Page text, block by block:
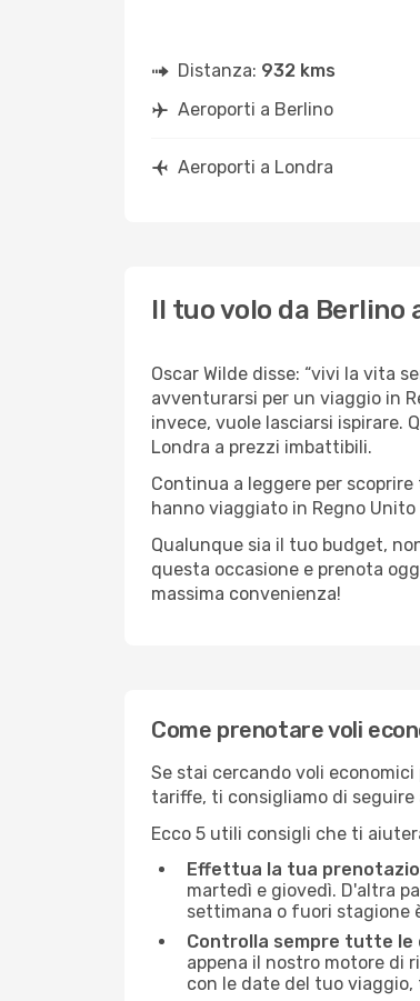
Distanza: 932 kms
Aeroporti a Berlino
Aeroporti a Londra
Il tuo volo da Berlino
Oscar Wilde disse: “vivi la vita
avventurarsi per un viaggio in
invece, vuole lasciarsi ispirare.
Londra a prezzi imbattibili.
Continua a leggere per
hanno viaggiato in Regno
Qualunque sia il tuo budget,
questa occasione e prenota
massima convenienza!
Come prenotare voli
Se stai cercando voli
tariffe, ti consigliamo di seguire
Ecco 5 utili consigli che ti
Effettua la tua
martedì e giovedì. D'altra
settimana o fuori stagione
Controlla sempre tutte le
appena il nostro motore di
con le date del tuo